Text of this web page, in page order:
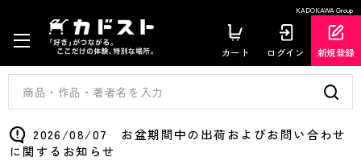
KADOKAWA Group
カート ログイン 新規登録
2026/08/07 お盆期間中の出荷およびお問い合わせ
に関するお知らせ